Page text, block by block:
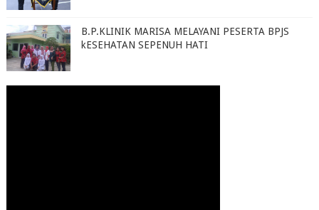
B.P.KLINIK MARISA MELAYANI PESERTA BPJS
kESEHATAN SEPENUH HATI